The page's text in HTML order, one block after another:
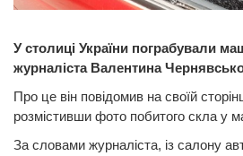
У столиці України пограбували
журналіста Валентина
Про це він повідомив на своїй
розмістивши фото побитого скла у
За словами журналіста, із салону